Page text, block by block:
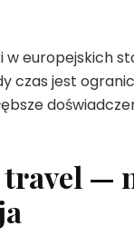
w europejskich
czas jest
—